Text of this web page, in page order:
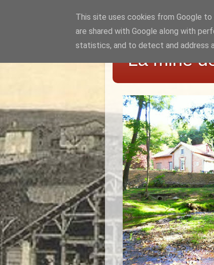
La mine
This site uses cookies from Google
are shared with Google along with
statistics, and to detect and address